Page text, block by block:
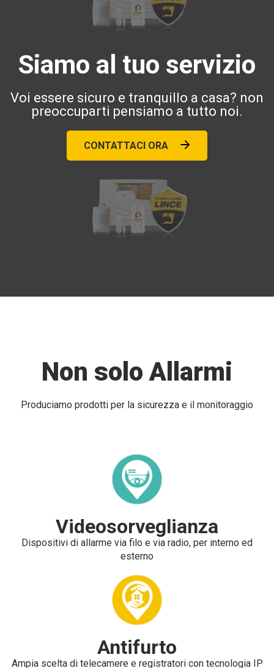
Siamo al tuo servizio
Voi essere sicuro e tranquillo a casa? non
preoccuparti pensiamo a tutto noi.
CONTATTACI ORA
Non solo Allarmi
Produciamo prodotti per la sicurezza e il monitoraggio
Videosorveglianza
Dispositivi di allarme via filo e via radio, per interno ed
esterno
Antifurto
Ampia scelta di telecamere e registratori con tecnologia IP